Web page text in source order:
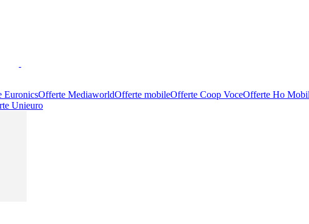
EuronicsOfferte MediaworldOfferte mobileOfferte Coop VoceOfferte Ho
Unieuro